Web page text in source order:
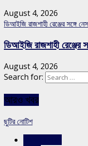
August 4, 2026
ডিআইজি রাজশাহী রেঞ্জের সঙ্গে
ডিআইজি রাজশাহী রেঞ্জের
August 4, 2026
Search for:
আরও খবর
ছুটির নোটিশ